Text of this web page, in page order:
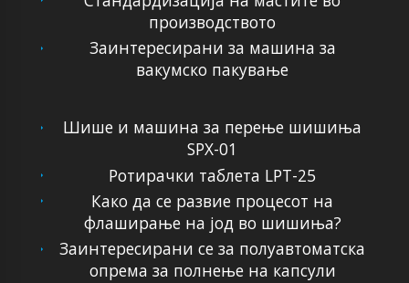
производството
Заинтересирани за машина за
вакумско пакување
Шише и машина за перење шишиња
SPX-01
Ротирачки таблета LPT-25
Како да се развие процесот на
флаширање на јод во шишиња?
Заинтересирани се за полуавтоматска
опрема за полнење на капсули